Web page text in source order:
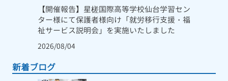
【開催報告】星槎国際高等学校仙台学習セン
ター様にて保護者様向け「就労移行支援・福
祉サービス説明会」を実施いたしました
2026/08/04
新着ブログ